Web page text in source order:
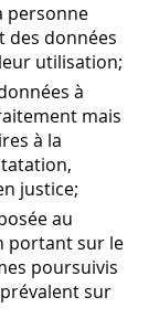
personne
des données
utilisation;
à
mais
à la
justice;
au
portant sur le
poursuivis
sur